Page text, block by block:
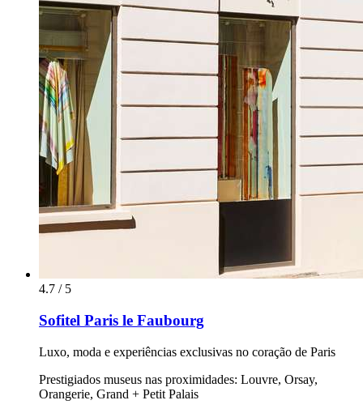
4.7 / 5
Sofitel Paris le Faubourg
Luxo, moda e experiências exclusivas no coração de Paris
Prestigiados museus nas proximidades: Louvre, Orsay,
Orangerie, Grand + Petit Palais